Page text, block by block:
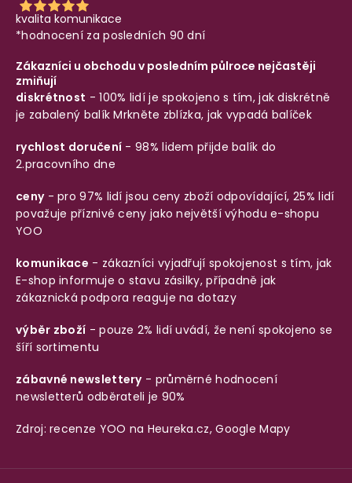
kvalita komunikace
*hodnocení za posledních 90 dní
Zákazníci u obchodu v posledním půlroce nejčastěji
zmiňují
diskrétnost - 100% lidí je spokojeno s tím, jak diskrétně
je zabalený balíkMrkněte zblízka, jak vypadá balíček
rychlost doručení - 98% lidem přijde balík do
2.pracovního dne
ceny- pro 97% lidí jsou ceny zboží odpovídající, 25% lidí
považuje příznivé ceny jako největší výhodu e-shopu
YOO
komunikace - zákazníci vyjadřují spokojenost s tím, jak
E-shop informuje o stavu zásilky, případně jak
zákaznická podpora reaguje na dotazy
výběr zboží - pouze 2% lidí uvádí, že není spokojeno se
šíří sortimentu
zábavné newslettery- průměrné hodnocení
newsletterů odběrateli je 90%
Zdroj: recenze YOO na Heureka.cz,Google Mapy